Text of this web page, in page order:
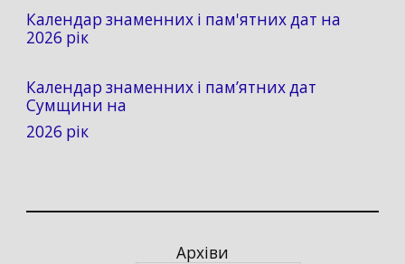
Календар знаменних і пам'ятних дат на
2026 рік
Календар знаменних і пам’ятних дат
Сумщини на
2026 рік
Архіви